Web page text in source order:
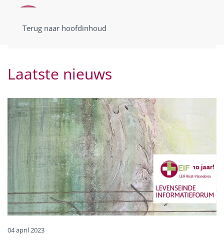
Terug naar hoofdinhoud
Laatste nieuws
04 april 2023